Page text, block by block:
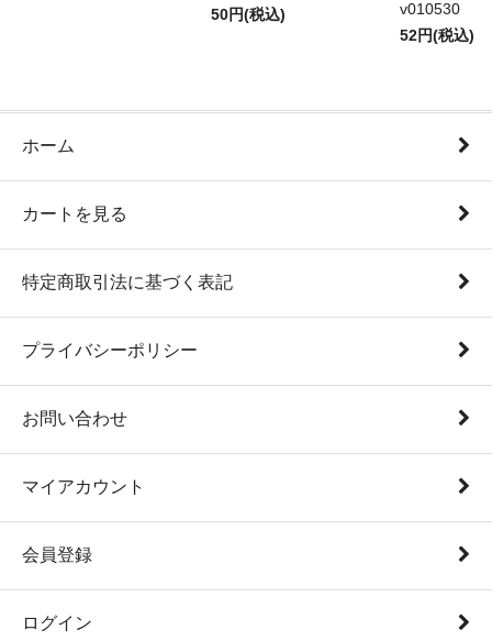
50円(税込)
v010530
52円(税込)
ホーム
カートを見る
特定商取引法に基づく表記
プライバシーポリシー
お問い合わせ
マイアカウント
会員登録
ログイン